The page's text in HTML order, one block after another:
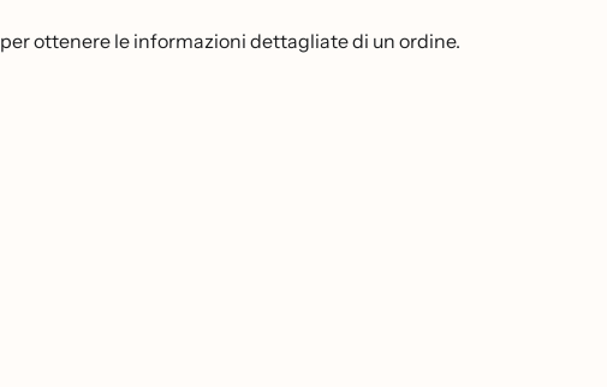
ottenere le informazioni dettagliate di un ordine.